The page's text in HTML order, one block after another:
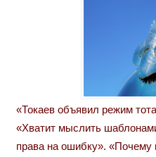
«Токаев объявил режим
«Хватит мыслить
права на ошибку». «Почему